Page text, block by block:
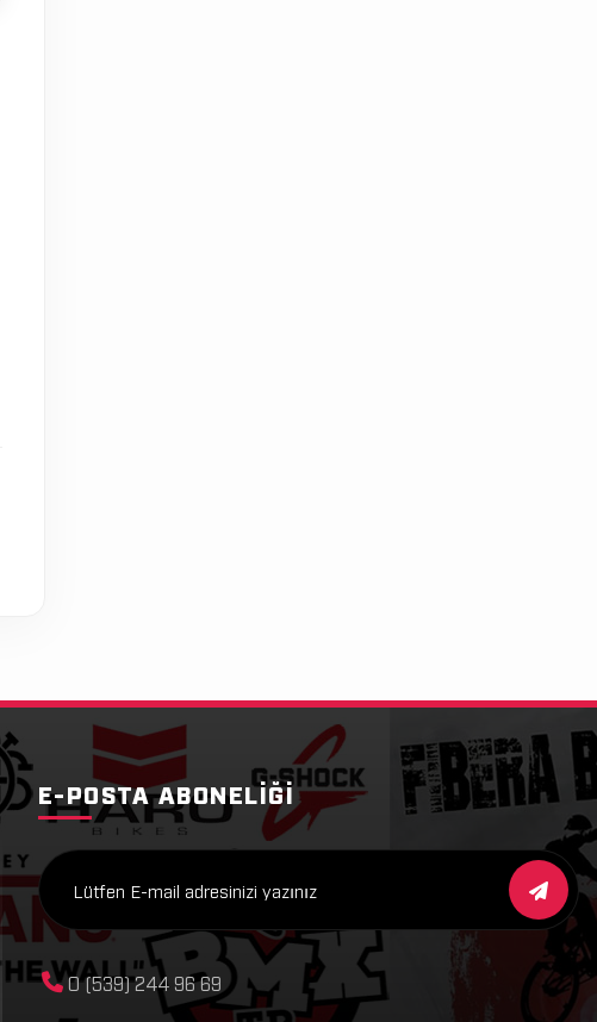
E-POSTA ABONELIĞI
0 (539) 244 96 69